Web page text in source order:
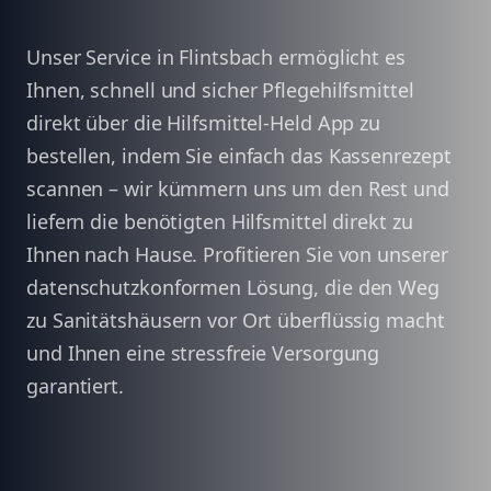
Unser Service in Flintsbach ermöglicht es
Ihnen, schnell und sicher Pflegehilfsmittel
direkt über die Hilfsmittel-Held App zu
bestellen, indem Sie einfach das Kassenrezept
scannen – wir kümmern uns um den Rest und
liefern die benötigten Hilfsmittel direkt zu
Ihnen nach Hause. Profitieren Sie von unserer
datenschutzkonformen Lösung, die den Weg
zu Sanitätshäusern vor Ort überflüssig macht
und Ihnen eine stressfreie Versorgung
garantiert.